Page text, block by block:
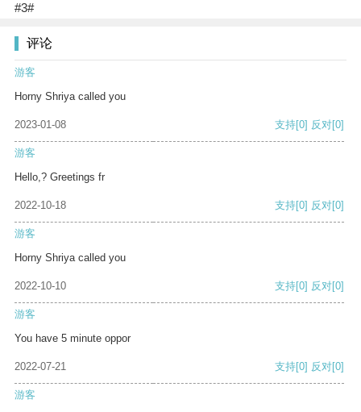
#3#
评论
游客
Horny Shriya called you
2023-01-08 支持[0] 反对[0]
游客
Hello,? Greetings fr
2022-10-18 支持[0] 反对[0]
游客
Horny Shriya called you
2022-10-10 支持[0] 反对[0]
游客
You have 5 minute oppor
2022-07-21 支持[0] 反对[0]
游客